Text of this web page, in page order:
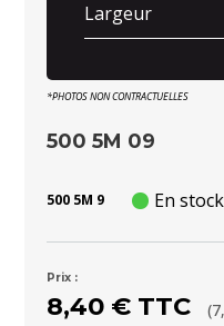
Largeur
*PHOTOS NON CONTRACTUELLES
500 5M 09
500 5M 9 En stock
Prix :
8,40 € TTC